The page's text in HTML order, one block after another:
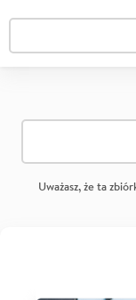
Uważasz, że ta